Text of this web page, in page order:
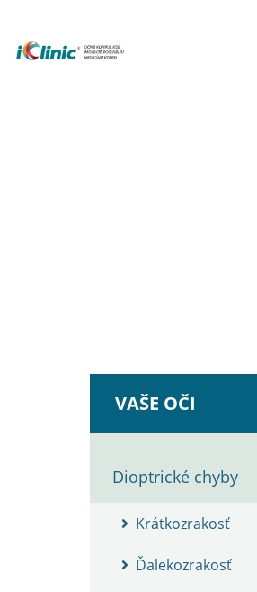
VAŠE OČI
Dioptrické chyby
Krátkozrakosť
Ďalekozrakosť